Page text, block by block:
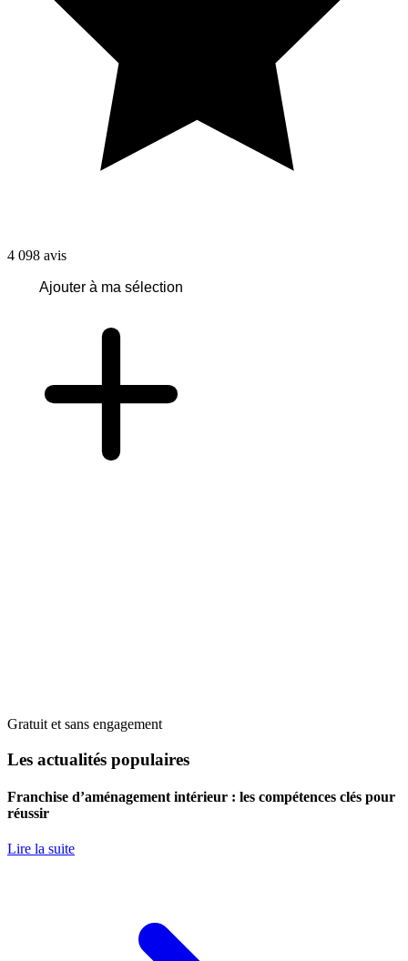
4 098 avis
Ajouter à ma sélection
Gratuit et sans engagement
Les actualités populaires
Franchise d’aménagement intérieur : les compétences clés pour
réussir
Lire la suite